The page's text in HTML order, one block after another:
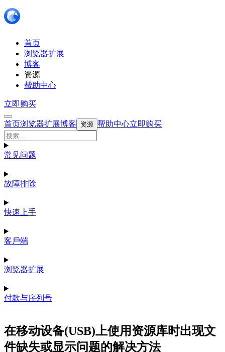
首页
浏览器扩展
博客
资源
帮助中心
立即购买
首页浏览器扩展博客 资源 帮助中心立即购买
常见问题
故障排除
快速上手
客戶端
浏览器扩展
付款与序列号
在移动设备(USB)上使用资源库时出现文
件缺失或显示问题的解决方法